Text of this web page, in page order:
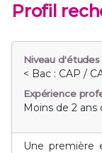
Profil
Niveau
< Bac : CAP /
Expérience
Moins de 2 ans
Une première